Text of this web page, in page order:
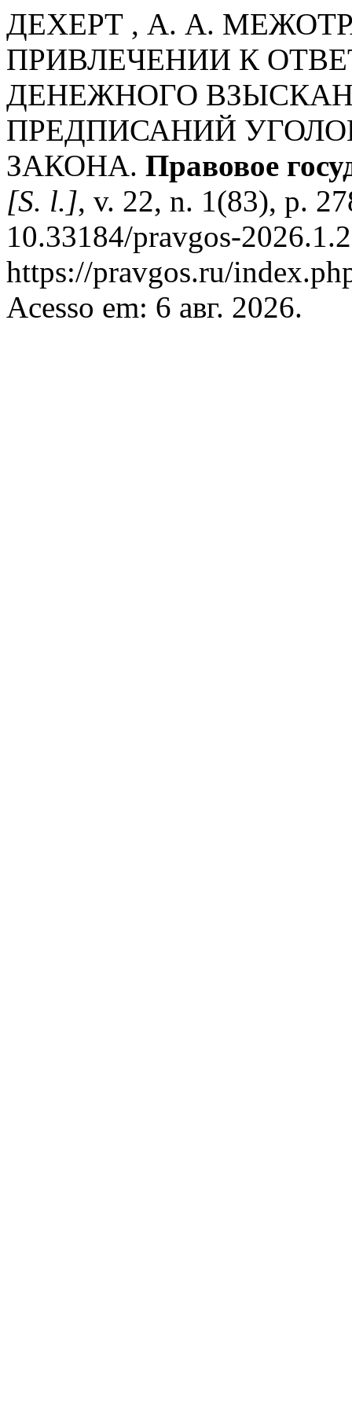
ДЕХЕРТ , А. А.
ПРИВЛЕЧЕНИИ К
ДЕНЕЖНОГО
ПРЕДПИСАНИЙ
ЗАКОНА. Правовое
[S. l.], v. 22, n. 1(83), p.
10.33184/pravgos-
https://pravgos.ru/
Acesso em: 6 авг. 2026.